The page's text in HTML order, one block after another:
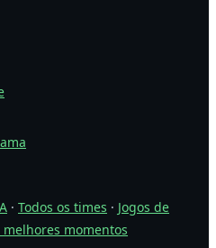
· Todos os times · Jogos de
melhores momentos